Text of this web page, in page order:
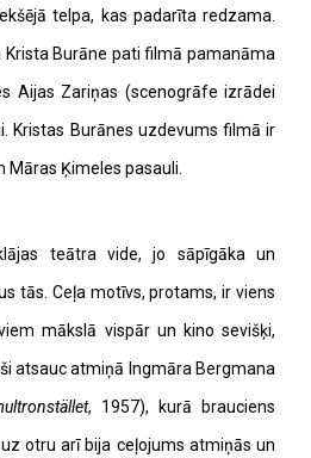
telpa, kas padarīta redzama.
Krista Burāne pati filmā pamanāma
Aijas Zariņas (scenogrāfe izrādei
Kristas Burānes uzdevums filmā ir
Ķimeles pasauli.
teātra vide, jo sāpīgāka un
tās. Ceļa motīvs, protams, ir viens
mākslā vispār un kino sevišķi,
atsauc atmiņā Ingmāra Bergmana
, 1957), kurā brauciens
otru arī bija ceļojums atmiņās un